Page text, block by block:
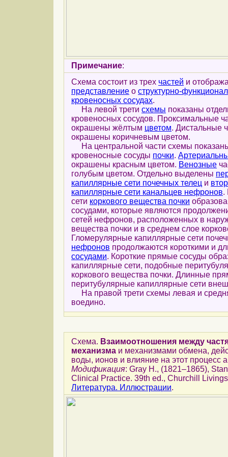
Примечание:
Схема состоит из трех частей и
представление о структурно-
кровеносных сосудах.
На левой трети схемы показаны
кровеносных сосудов. Проксимальные
окрашены жёлтым цветом. Дистальные
окрашены коричневым цветом.
На центральной части схемы
кровеносные сосуды почки.
окрашены красным цветом. Венозные
голубым цветом. Отдельно выделены
капиллярные сети почечных телец и
капиллярные сети канальцев нефронов.
сети коркового вещества почки
сосудами, которые являются
сетей нефронов, расположенных в
вещества почки и в среднем слое
Гломерулярные капиллярные сети
нефронов продолжаются короткими и
сосудами. Короткие прямые сосуды
капиллярные сети, подобные
коркового вещества почки. Длинные
перитубулярные капиллярные сети
На правой трети схемы левая и
воедино.
Схема. Взаимоотношения между
механизма и механизмами обмена,
воды, ионов и влияние на этот процесс
Модификация: Gray H., (1821–1865),
Clinical Practice. 39th ed., Churchill
Литература. Иллюстрации.